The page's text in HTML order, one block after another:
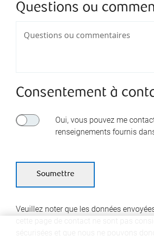
Questions ou
Consentement à
Oui, vous pouvez me
renseignements fournis
Veuillez noter que les données